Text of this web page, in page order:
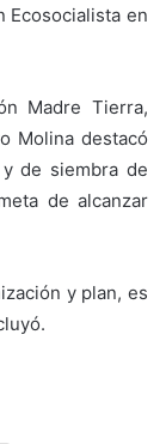
Ecosocialista en
Madre Tierra,
Molina destacó
de siembra de
de alcanzar
y plan, es